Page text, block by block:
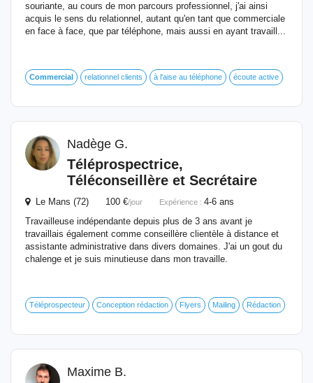
souriante, au cours de mon parcours professionnel, j'ai ainsi
acquis le sens du relationnel, autant qu'en tant que commerciale
en face à face, que par téléphone, mais aussi en ayant travaill...
Commercial relationnel clients à l'aise au téléphone écoute active
Nadège G.
Téléprospectrice,
Téléconseillère et Secrétaire
Le Mans (72) 100 €/jour Expérience : 4-6 ans
Travailleuse indépendante depuis plus de 3 ans avant je
travaillais également comme conseillère clientèle à distance et
assistante administrative dans divers domaines. J'ai un gout du
chalenge et je suis minutieuse dans mon travaille.
Téléprospecteur Conception rédaction Flyers Mailing Rédaction
Maxime B.